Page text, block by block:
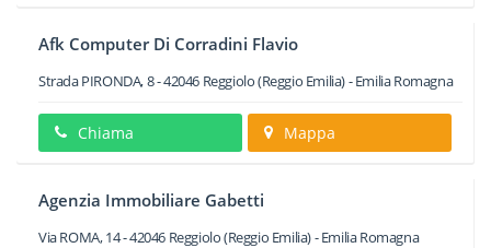
Afk Computer Di Corradini Flavio
Strada PIRONDA, 8-42046 Reggiolo(Reggio Emilia) -Emilia Romagna
Chiama Mappa
Agenzia Immobiliare Gabetti
Via ROMA, 14-42046 Reggiolo(Reggio Emilia) -Emilia Romagna